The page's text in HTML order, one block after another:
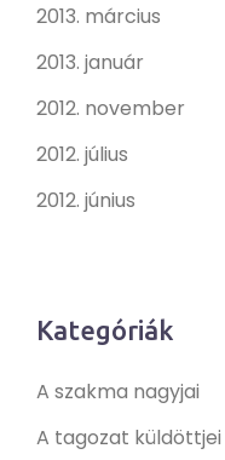
2013. március
2013. január
2012. november
2012. július
2012. június
Kategóriák
A szakma nagyjai
A tagozat küldöttjei